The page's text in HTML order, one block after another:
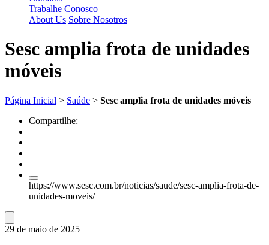
Trabalhe Conosco
About Us Sobre Nosotros
Sesc amplia frota de unidades
móveis
Página Inicial > Saúde > Sesc amplia frota de unidades móveis
Compartilhe:
https://www.sesc.com.br/noticias/saude/sesc-amplia-frota-de-
unidades-moveis/
29 de maio de 2025